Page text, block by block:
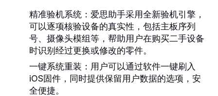
精准验机系统： 爱思助手采用全新验机引擎，
可以逐项核验设备的真实性，包括主板序列
号、摄像头模组等，帮助用户在购买二手设备
时识别经过更换或修改的零件。
一键系统重装： 用户可以通过软件一键刷入
iOS固件，同时提供保留用户数据的选项，安
全便捷。